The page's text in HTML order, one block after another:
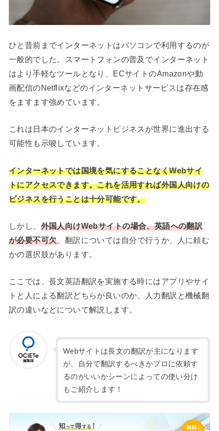
ひと昔前までインターネットはパソコンで利用するのが
一般的でした。スマートフォンの普及でインターネット
はより手軽なツールとなり、ECサイトのAmazonや動
画配信のNetflixなどのインターネットサービスは存在感
をますます強めています。
これは日本のインターネットビジネスが世界に進出する
可能性も示唆しています。
インターネットでは国境を気にすることなくWebサイ
トにアクセスできます。これを活用すれば外国人向けの
ビジネスを行うことは十分可能です。
しかし、 外国人向けWebサイトの場合、英語への翻訳
が必要不可欠。翻訳については自分で行うか、人に頼む
かの選択肢があります。
ここでは、長文英語翻訳を実施する時にはアプリやサイ
トと人による翻訳どちらが良いのか、人力翻訳と機械翻
訳の違いなどについて解説します。
Webサイトは長文の翻訳が主になります
が、自分で翻訳するべきかプロに依頼す
るのがいいかシーンによっての使い分け
もご紹介します！